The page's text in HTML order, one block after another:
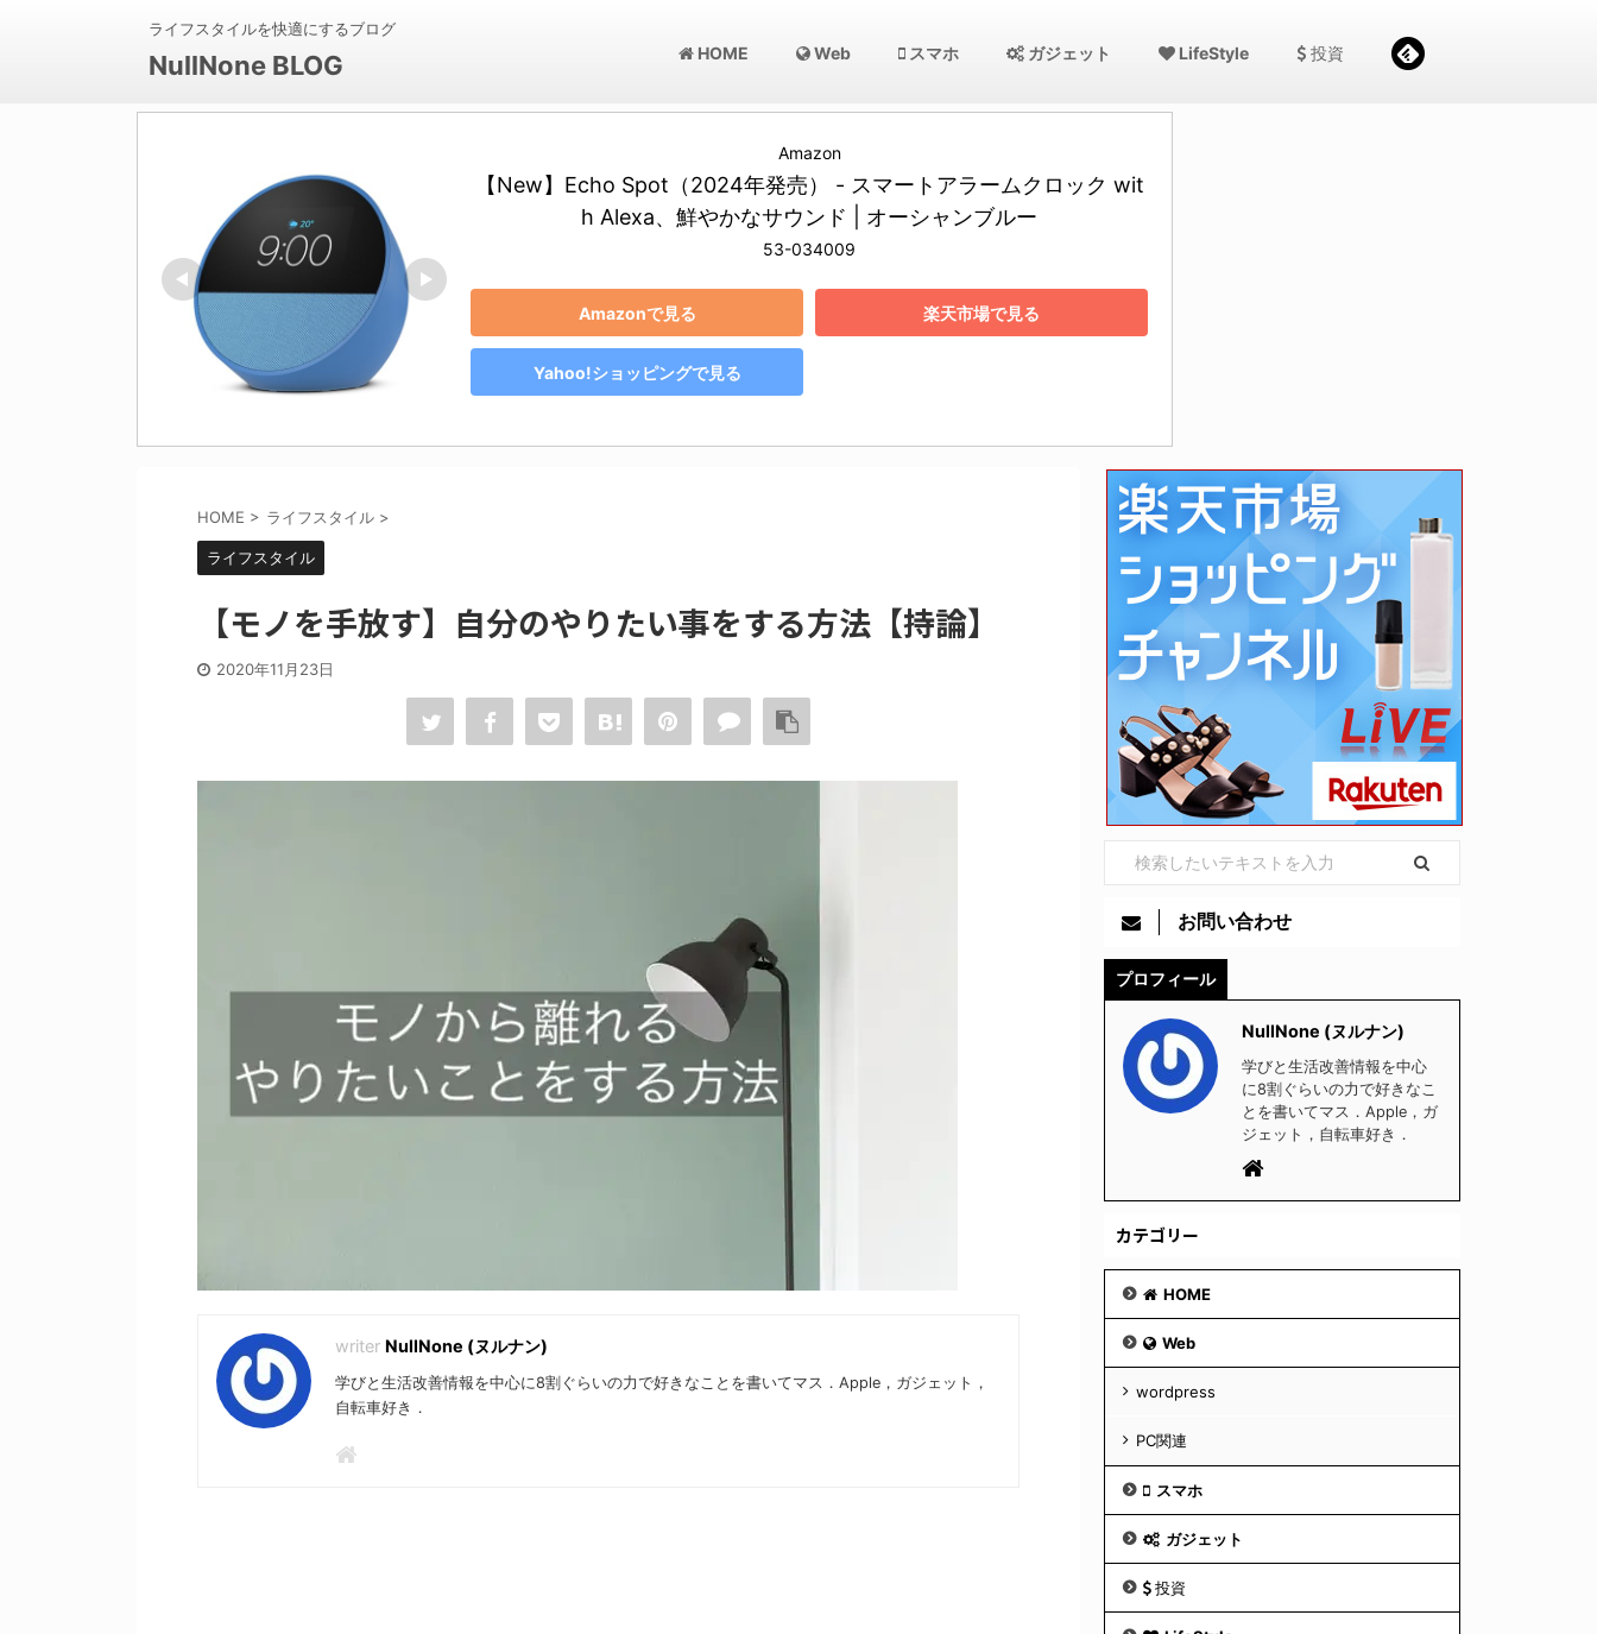
ライフスタイルを快適にするブログ
NullNone BLOG HOME Web スマホ ガジェット LifeStyle 投資
Amazon
【New】Echo Spot（2024年発売） - スマートアラームクロック wit
h Alexa、鮮やかなサウンド | オーシャンブルー
53-034009
Amazonで見る 楽天市場で見る
Yahoo!ショッピングで見る
HOME > ライフスタイル >
ライフスタイル
【モノを手放す】自分のやりたい事をする方法【持論】
2020年11月23日
NullNone (ヌルナン)
学びと生活改善情報を中心に8割ぐらいの力で好きなことを書いてマス．Apple，ガジェット，
自転車好き．
お問い合わせ
プロフィール
NullNone (ヌルナン)
学びと生活改善情報を中心
に8割ぐらいの力で好きなこ
とを書いてマス．Apple，ガ
ジェット，自転車好き．
カテゴリー
HOME
Web
wordpress
PC関連
スマホ
ガジェット
投資